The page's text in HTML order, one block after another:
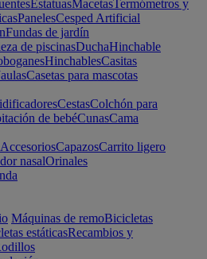
EstatuasMacetasTermómetros y
PanelesCesped Artificial
Fundas de jardín
de piscinasDuchaHinchable
HinchablesCasitas
Casetas para mascotas
CestasColchón para
de bebéCunasCama
AccesoriosCapazosCarrito ligero
nasalOrinales
Máquinas de remoBicicletas
estáticasRecambios y